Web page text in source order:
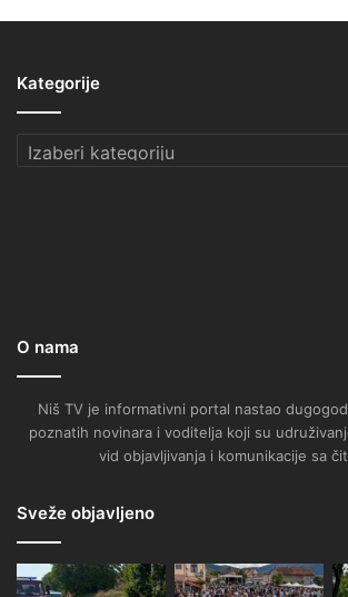
Kategorije
Kategorije
O nama
Niš TV je informativni portal nastao
poznatih novinara i voditelja koji su
vid objavljivanja i komunikacije sa
Sveže objavljeno